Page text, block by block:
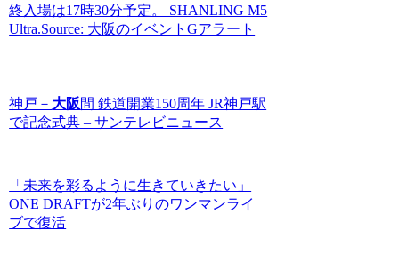
終入場は17時30分予定。 SHANLING M5
Ultra.Source: 大阪のイベントGアラート
神戸－ 大阪間 鉄道開業150周年 JR神戸駅
で記念式典 – サンテレビニュース
「未来を彩るように生きていきたい」
ONE DRAFTが2年ぶりのワンマンライ
ブで復活